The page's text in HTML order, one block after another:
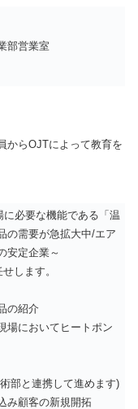
部営業室
からOJTによって教育を
必要な機能である「温
の需要が急拡大中/エア
安定企業～
します。
の紹介
場においてヒートポン
部と連携して進めます)
み顧客の新規開拓